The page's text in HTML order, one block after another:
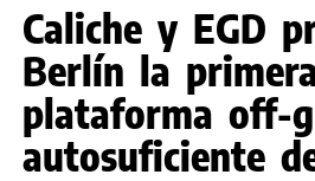
Caliche y EGD
Berlín la
plataforma off-
autosuficiente